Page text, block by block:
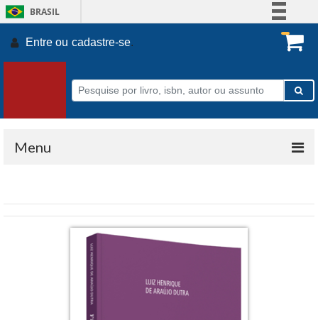
BRASIL
Participe
Acesso à informação
Legislação
Entre ou cadastre-se.
Menu